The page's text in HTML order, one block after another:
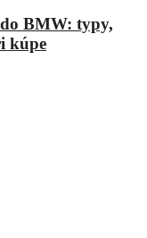
BMW: typy,
kúpe